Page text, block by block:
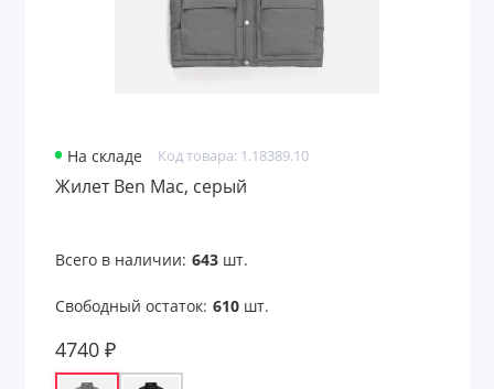
Рабочая одежда
Свитшоты
Уход за обувью
На складе Код товара: 1.18389.10
Жилет Ben Mac, серый
Всего в наличии: 643шт.
Свободный остаток: 610шт.
4740 ₽